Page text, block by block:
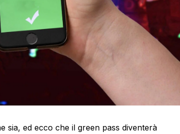
sia, ed ecco che il green pass diventerà